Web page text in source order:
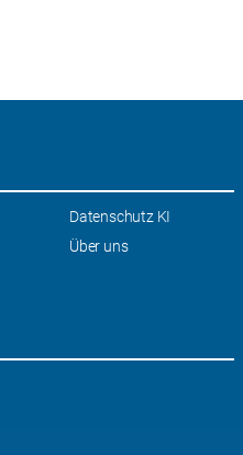
Datenschutz KI
Über uns